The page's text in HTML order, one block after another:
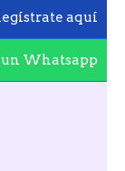
aquí
un Whatsapp